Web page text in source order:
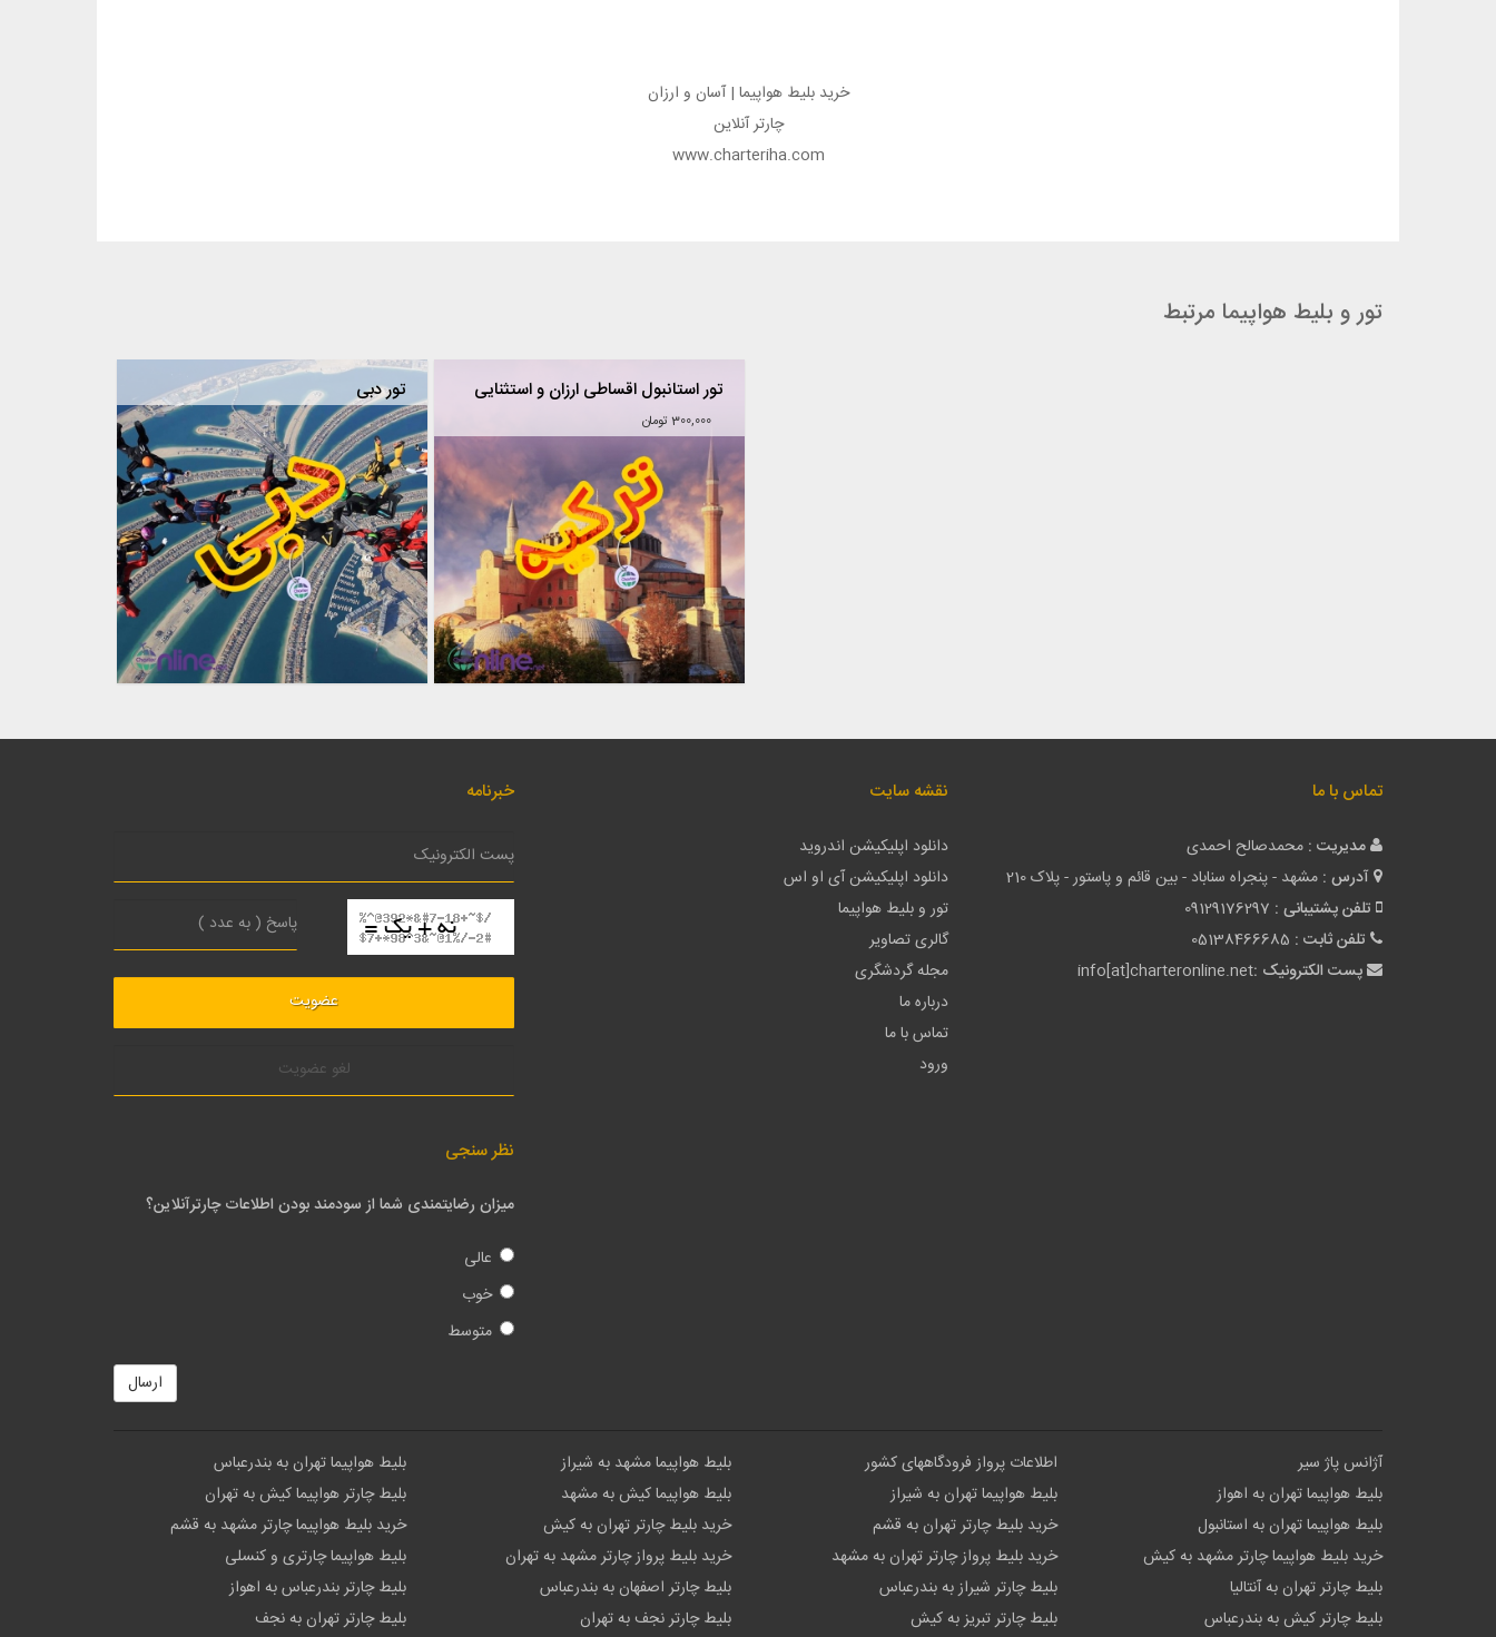
خرید بلیط هواپیما | آسان و ارزان
چارتر آنلاین
www.charteriha.com
تور و بلیط هواپیما مرتبط
تور دبی تور استانبول اقساطی ارزان و استثنایی
300,000 تومان
تماس با ما
مدیریت : محمدصالح احمدی
آدرس : مشهد - پنجراه سناباد - بین قائم و پاستور - پلاک 210
تلفن پشتیبانی : 09129176297
تلفن ثابت : 05138466685
پست الکترونیک :info[at]charteronline.net
نقشه سایت
دانلود اپلیکیشن اندروید
دانلود اپلیکیشن آی او اس
تور و بلیط هواپیما
گالری تصاویر
مجله گردشگری
درباره ما
تماس با ما
ورود
خبرنامه
لغو عضویت
نظر سنجی
میزان رضایتمندی شما از سودمند بودن اطلاعات چارترآنلاین؟
عالی
خوب
متوسط
ارسال
آژانس پاژ سیر اطلاعات پرواز فرودگاههای کشور بلیط هواپیما مشهد به شیراز
بلیط هواپیما تهران به بندرعباس
بلیط هواپیما تهران به اهواز
بلیط هواپیما تهران به شیراز بلیط هواپیما کیش به مشهد
بلیط چارتر هواپیما کیش به تهران
بلیط هواپیما تهران به استانبول
خرید بلیط چارتر تهران به قشم خرید بلیط چارتر تهران به کیش
خرید بلیط هواپیما چارتر مشهد به قشم
خرید بلیط هواپیما چارتر مشهد به کیش
خرید بلیط پرواز چارتر تهران به مشهد خرید بلیط پرواز چارتر مشهد به تهران
بلیط هواپیما چارتری و کنسلی
بلیط چارتر تهران به آنتالیا
بلیط چارتر شیراز به بندرعباس بلیط چارتر اصفهان به بندرعباس
بلیط چارتر بندرعباس به اهواز
بلیط چارتر کیش به بندرعباس
بلیط چارتر تبریز به کیش بلیط چارتر نجف به تهران بلیط چارتر تهران به نجف